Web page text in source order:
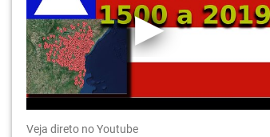
Veja direto no Youtube